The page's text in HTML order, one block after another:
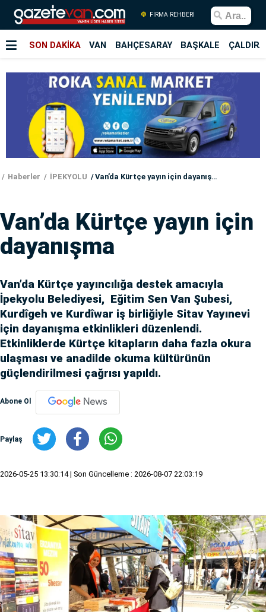
FİRMA REHBERİ
SON DAKİKA VAN BAHÇESARAY BAŞKALE
Haberler İPEKYOLU Van’da Kürtçe yayın için dayanışma
Van’da Kürtçe yayın için
dayanışma
Van’da Kürtçe yayıncılığa destek amacıyla
İpekyolu Belediyesi, Eğitim Sen Van Şubesi,
Kurdîgeh ve Kurdîwar iş birliğiyle Sitav Yayınevi
için dayanışma etkinlikleri düzenlendi.
Etkinliklerde Kürtçe kitapların daha fazla okura
ulaşması ve anadilde okuma kültürünün
güçlendirilmesi çağrısı yapıldı.
Abone Ol
Paylaş
2026-05-25 13:30:14 | Son Güncelleme : 2026-08-07 22:03:19